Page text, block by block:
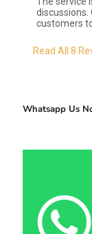
discussions.
customers
Read All 8
Whatsapp Us